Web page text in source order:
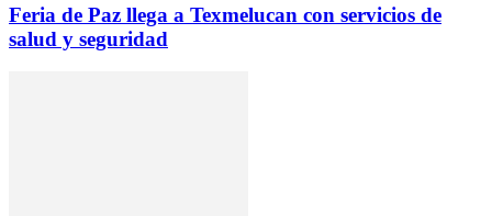
Feria de Paz llega a Texmelucan con servicios de
salud y seguridad